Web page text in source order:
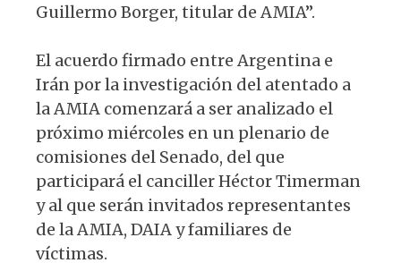
Guillermo Borger, titular de AMIA”.
El acuerdo firmado entre Argentina e
Irán por la investigación del atentado a
la AMIA comenzará a ser analizado el
próximo miércoles en un plenario de
comisiones del Senado, del que
participará el canciller Héctor Timerman
y al que serán invitados representantes
de la AMIA, DAIA y familiares de
víctimas.